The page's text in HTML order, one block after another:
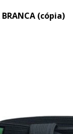
BRANCA (cópia)